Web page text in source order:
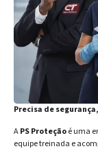
Precisa de
APS Proteçãoé uma
equipe treinada e